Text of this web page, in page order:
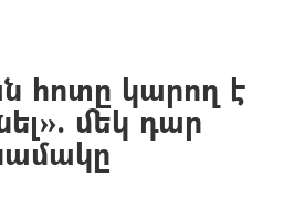
հոտը կարող է
մեկ դար